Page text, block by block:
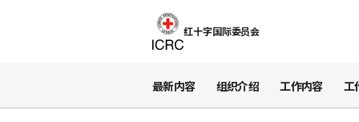
红十字国际委员会
最新内容 组织介绍 工作内容 工